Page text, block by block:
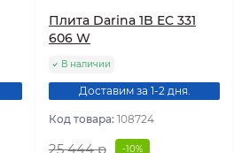
Плита Darina 1B EC 331
606 W
В наличии
Доставим за 1-2 дня.
Код товара: 108724
25 444 р -10%